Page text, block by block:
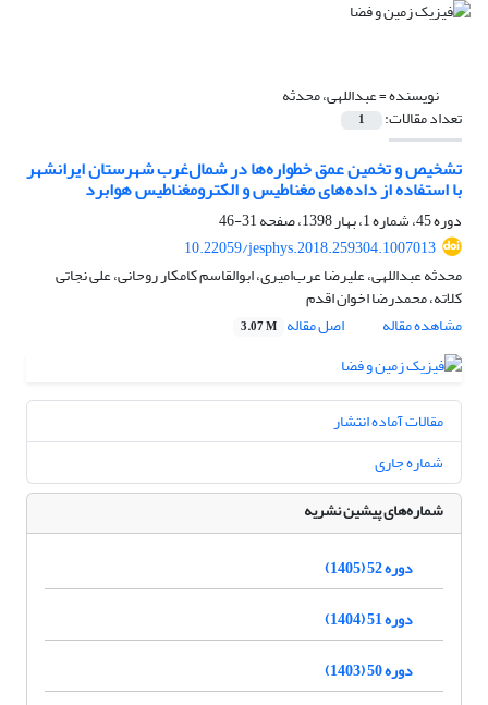
نویسنده =عبداللهی، محدثه
تعداد مقالات: 1
تشخیص و تخمین عمق خطواره‌ها در شمال‌غرب شهرستان ایرانشهر
با استفاده از داده‌های مغناطیس و الکترومغناطیس هوابرد
دوره 45، شماره 1، بهار 1398، صفحه
31-46
10.22059/jesphys.2018.259304.1007013
محدثه عبداللهی، علیرضا عرب‌امیری، ابوالقاسم کامکار روحانی، علی نجاتی
کلاته، محمدرضا اخوان اقدم
مشاهده مقاله
اصل مقاله 3.07 M
مقالات آماده انتشار
شماره جاری
شماره‌های پیشین نشریه
دوره 52 (1405)
دوره 51 (1404)
دوره 50 (1403)